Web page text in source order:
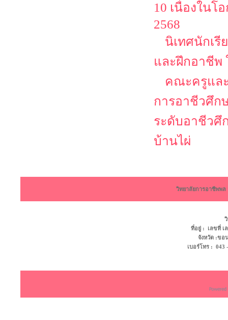
10 เนื่องในโ
2568
นิเทศนักเ
และฝึกอาชีพ
คณะครูแล
การอาชีวศึก
ระดับอาชีวศึ
บ้านไผ่
วิทยาลัยการอาชีพพ
ที่อยู่ : เลขที่ เ
จังหวัด :ข
เบอร์โทร :